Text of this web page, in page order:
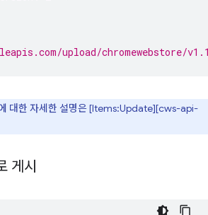
upload/chromewebstore/
대한 자세한 설명은 [Items:Update][cws-api-
게시